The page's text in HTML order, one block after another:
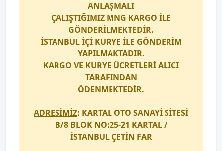
ANLAŞMALI
ÇALIŞTIĞIMIZ MNG KARGO İLE
GÖNDERİLMEKTEDİR.
İSTANBUL İÇİ KURYE İLE GÖNDERİM
YAPILMAKTADIR.
KARGO VE KURYE ÜCRETLERİ ALICI
TARAFINDAN
ÖDENMEKTEDİR.
ADRESİMİZ: KARTAL OTO SANAYİ SİTESİ
B/8 BLOK NO:25-21 KARTAL /
İSTANBUL ÇETİN FAR